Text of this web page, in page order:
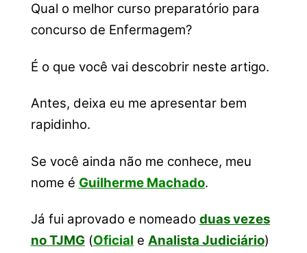
Qual o melhor curso preparatório para
concurso de Enfermagem?
É o que você vai descobrir neste artigo.
Antes, deixa eu me apresentar bem
rapidinho.
Se você ainda não me conhece, meu
nome é Guilherme Machado.
Já fui aprovado e nomeado duas vezes
no TJMG(Oficial e Analista Judiciário)